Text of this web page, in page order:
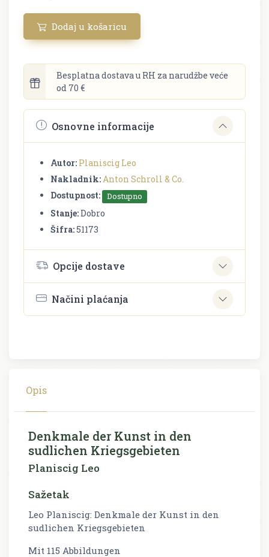
Dodaj u košaricu
Besplatna dostava u RH za narudžbe veće
od 70 €
Osnovne informacije
Autor: Planiscig Leo
Nakladnik:Anton Schroll & Co.
Dostupnost:
Dostupno
Stanje:Dobro
Šifra:51173
Opcije dostave
Načini plaćanja
Opis
Denkmale der Kunst in den
sudlichen Kriegsgebieten
Planiscig Leo
Sažetak
Leo Planiscig: Denkmale der Kunst in den
sudlichen Kriegsgebieten
Mit 115 Abbildungen